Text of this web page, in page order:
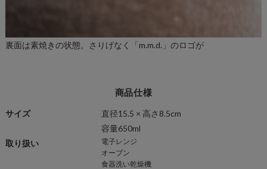
裏面は素焼きの状態。さりげなく「m.m.d.」のロゴが
商品仕様
サイズ
直径15.5 × 高さ8.5cm
容量650ml
取り扱い
電子レンジ
オーブン
食器洗い乾燥機